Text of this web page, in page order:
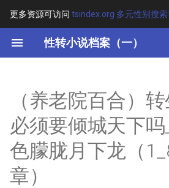
更多资源可访问 tsindex.org 多元性别搜
性转小说档案（一）
键
始
搜
索
其他信息 [Processed Page
Metadata]
正文
（养老院百合）
必须要倾城天下吗
色朦胧月下龙（
章）